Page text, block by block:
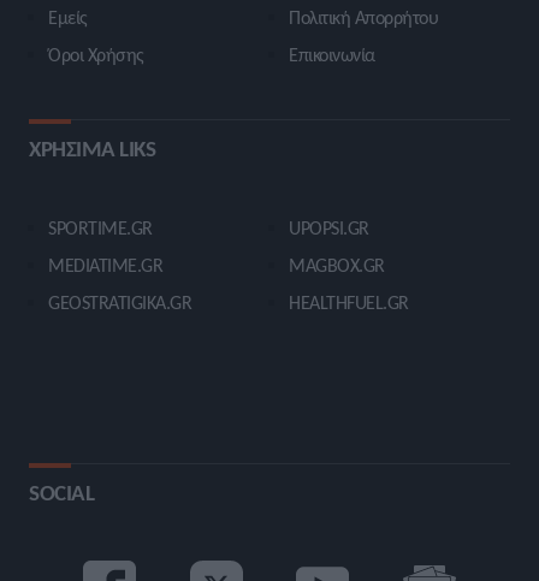
Εμείς
Όροι Χρήσης
Πολιτική Απορρήτου
Επικοινωνία
ΧΡΗΣΙΜΑ LIKS
SPORTIME.GR
MEDIATIME.GR
GEOSTRATIGIKA.GR
UPOPSI.GR
MAGBOX.GR
HEALTHFUEL.GR
SOCIAL